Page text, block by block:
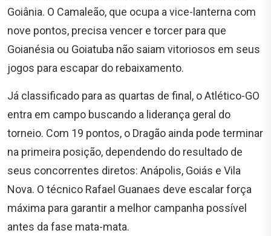
Goiânia. O Camaleão, que ocupa a vice-lanterna com
nove pontos, precisa vencer e torcer para que
Goianésia ou Goiatuba não saiam vitoriosos em seus
jogos para escapar do rebaixamento.
Já classificado para as quartas de final, o Atlético-GO
entra em campo buscando a liderança geral do
torneio. Com 19 pontos, o Dragão ainda pode terminar
na primeira posição, dependendo do resultado de
seus concorrentes diretos: Anápolis, Goiás e Vila
Nova. O técnico Rafael Guanaes deve escalar força
máxima para garantir a melhor campanha possível
antes da fase mata-mata.